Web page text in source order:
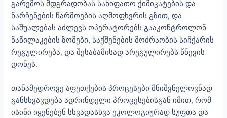
გარემოს მდგრადობას სახიფათო ქიმიკატების და
ნარჩენების წარმოების აღმოფხვრის გზით, და
საშუალებას აძლევს ოპერატორებს გააკონტროლონ
ნაწილაკების ზომები, საქშენების მოძრაობის სიჩქარის
რეგულირება, და შესაბამისად არეგულირებს წნევის
დონეს.
თანამედროვე აფეთქების პროცესები მნიშვნელოვნად
განსხვავდება ადრინდელი პროცესებისგან იმით, რომ
ისინი იყენებენ სხვადასხვა ეკოლოგიურად სუფთა და